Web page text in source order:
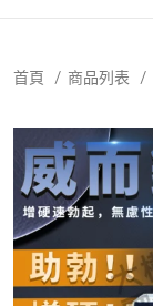
首頁 商品列表